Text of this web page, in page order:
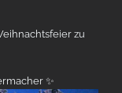
zu
✨